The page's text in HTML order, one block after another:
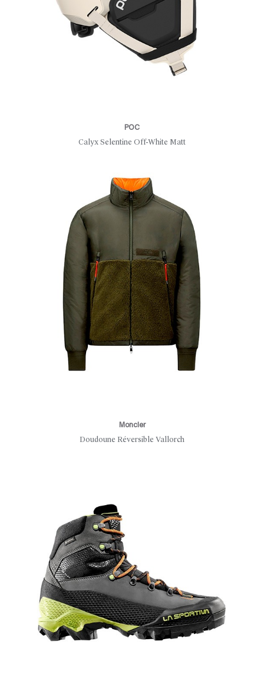
POC
Calyx Selentine Off-White Matt
Moncler
Doudoune Réversible Vallorch